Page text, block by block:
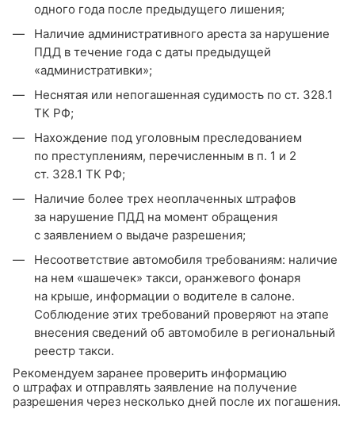
одного года после предыдущего лишения;
Наличие административного ареста за нарушение
ПДД в течение года с даты предыдущей
«административки»;
Неснятая или непогашенная судимость по ст. 328.1
ТК РФ;
Нахождение под уголовным преследованием
по преступлениям, перечисленным в п. 1 и 2
ст. 328.1 ТК РФ;
Наличие более трех неоплаченных штрафов
за нарушение ПДД на момент обращения
с заявлением о выдаче разрешения;
Несоответствие автомобиля требованиям: наличие
на нем «шашечек» такси, оранжевого фонаря
на крыше, информации о водителе в салоне.
Соблюдение этих требований проверяют на этапе
внесения сведений об автомобиле в региональный
реестр такси.
Рекомендуем заранее проверить информацию
о штрафах и отправлять заявление на получение
разрешения через несколько дней после их погашения.